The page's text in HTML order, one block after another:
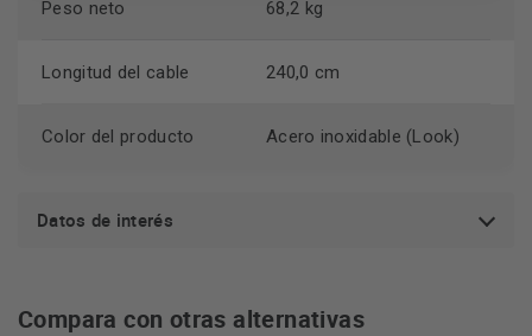
Peso neto 68,2 kg
Longitud del cable 240,0 cm
Color del producto Acero inoxidable (Look)
Datos de interés
Compara con otras alternativas